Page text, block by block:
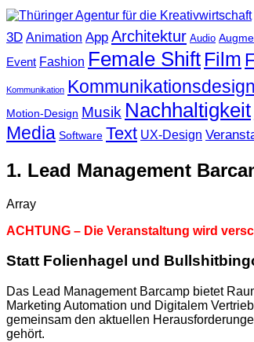
3D Animation App Architektur Audio
Event Fashion Female Shift Film
Kommunikation Kommunikationsdesign
Motion-Design Musik Nachhaltigkeit
Media Software Text UX-Design
1. Lead Management
Array
ACHTUNG – Die Veranstaltung wird
Statt Folienhagel und
Das Lead Management Barcamp bietet
Marketing Automation und Digitalem
gemeinsam den aktuellen
gehört.